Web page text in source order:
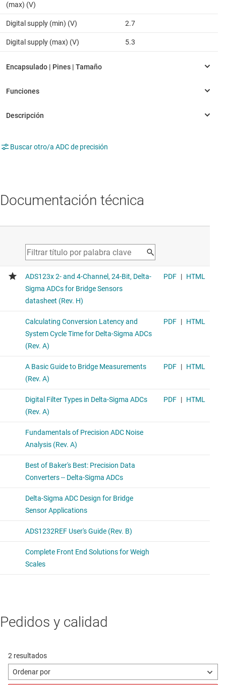
(max) (V)
Digital supply (min) (V) 2.7
Digital supply (max) (V) 5.3
Buscar otro/a ADC de precisión
Documentación técnica
Pedidos y calidad